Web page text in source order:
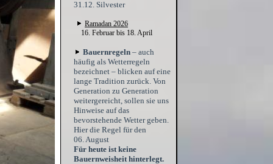
31.12. Silvester
Ramadan 2026
16. Februar bis 18. April
Bauernregeln – auch
häufig als Wetterregeln
bezeichnet – blicken auf eine
lange Tradition zurück. Von
Generation zu Generation
weitergereicht, sollen sie uns
Hinweise auf das
bevorstehende Wetter geben.
Hier die Regel für den
06. August
Für heute ist keine
Bauernweisheit hinterlegt.